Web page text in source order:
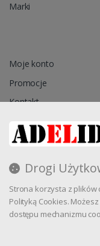
Drogi
Strona korzysta z plików
Polityką Cookies.
dostępu mechanizmu
Marki
Moje konto
Promocje
Kontakt
Regulamin
Reklamacja